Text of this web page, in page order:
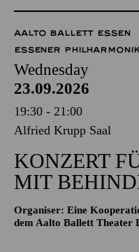
AALTO BALLETT ESSEN
ESSENER
Wednesday
23.09.2026
19:30 - 21:00
Alfried Krupp Saal
KONZERT
MIT
Organiser: Eine
dem Aalto Ballett Theater